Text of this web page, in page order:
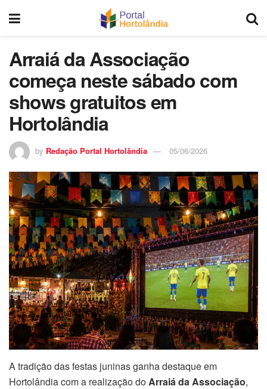
Arraiá da Associação
começa neste sábado com
shows gratuitos em
Hortolândia
by Redação Portal Hortolândia 05/06/2026
A tradição das festas juninas ganha destaque em
Hortolândia com a realização do Arraiá da Associação,